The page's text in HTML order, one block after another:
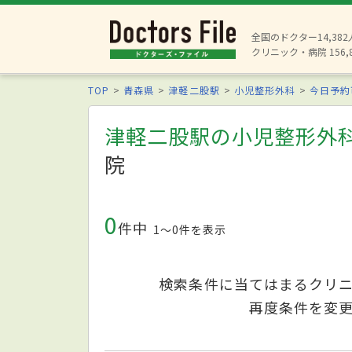
全国のドクター14,382
クリニック・病院
TOP 青森県 津軽二股駅 小児整形外科 今日予
津軽二股駅の小児整形外
院
0件中 1〜0件を表示
検索条件に当てはまるクリ
再度条件を変